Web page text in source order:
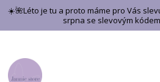
☀️🌺Léto je tu a proto máme pro Vás
srpna se slevovým